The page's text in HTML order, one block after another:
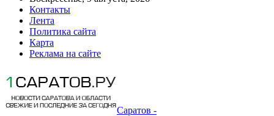
Контакты
Лента
Политика сайта
Карта
Реклама на сайте
Саратов -